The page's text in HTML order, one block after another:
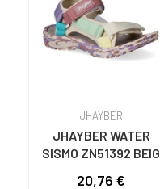
JHAYBER
JHAYBER WATER
SISMO ZN51392 BEIG
20,76 €